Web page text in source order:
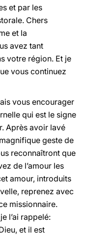
et par les
Chers
et la
avez tant
votre région. Et je
vous continuez
vous encourager
qui est le signe
Après avoir lavé
geste de
reconnaîtront que
de l’amour les
amour, introduits
reprenez avec
missionnaire.
l’ai rappelé:
et il est